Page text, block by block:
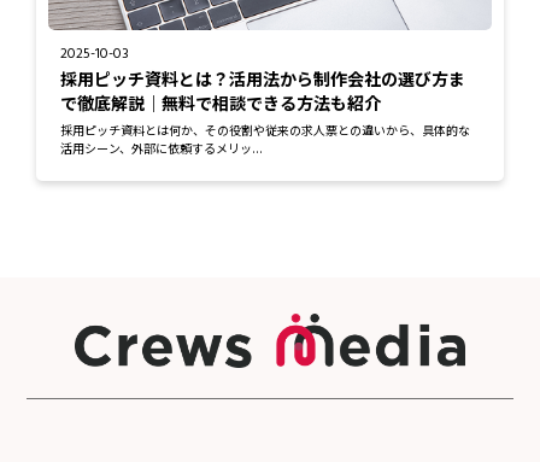
2025-10-03
採用ピッチ資料とは？活用法から制作会社の選び方ま
で徹底解説｜無料で相談できる方法も紹介
採用ピッチ資料とは何か、その役割や従来の求人票との違いから、具体的な
活用シーン、外部に依頼するメリッ...